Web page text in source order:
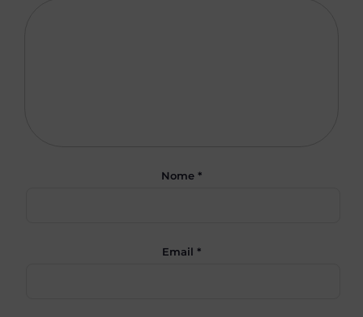
Nome *
Email *